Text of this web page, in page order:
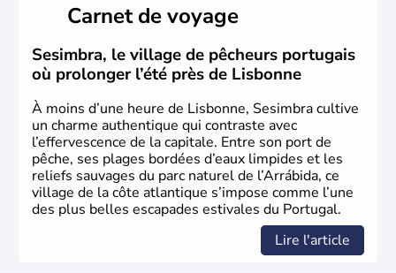
devient la capitale du pays et s'impose rapidement
comme point de commerce européen. Du XVe jusqu'au
XVIe siècle, le Portugal brille dans le monde entier
comme l'un des plus grands pouvoirs économiques et
culturels. La monarchie est abolie en 1910 et la
République est instaurée. Dictature de 1926 à 1974, il
devient membre de l'Union Européenne en 1986.
Carnet de voyage
Sesimbra, le village de pêcheurs portugais
où prolonger l’été près de Lisbonne
À moins d’une heure de Lisbonne, Sesimbra cultive
un charme authentique qui contraste avec
l’effervescence de la capitale. Entre son port de
pêche, ses plages bordées d’eaux limpides et les
reliefs sauvages du parc naturel de l’Arrábida, ce
village de la côte atlantique s’impose comme l’une
des plus belles escapades estivales du Portugal.
Lire l'article